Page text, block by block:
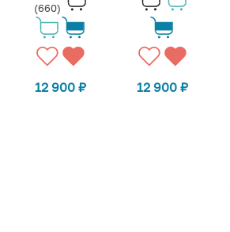
(660)
12 900₽ 12 900 ₽